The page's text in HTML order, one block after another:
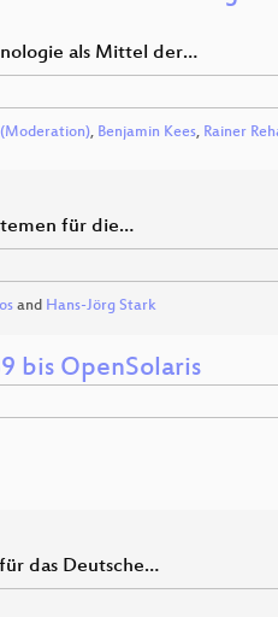
als Mittel der…
, Benjamin Kees, Rainer
für die…
and Hans-Jörg Stark
bis OpenSolaris
das Deutsche…